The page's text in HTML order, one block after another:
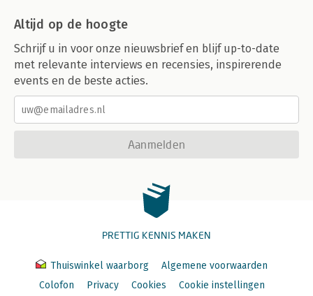
Altijd op de hoogte
Schrijf u in voor onze nieuwsbrief en blijf up-to-date
met relevante interviews en recensies, inspirerende
events en de beste acties.
Aanmelden
PRETTIG KENNIS MAKEN
Thuiswinkel waarborg
Algemene voorwaarden
Colofon
Privacy Cookies Cookie instellingen